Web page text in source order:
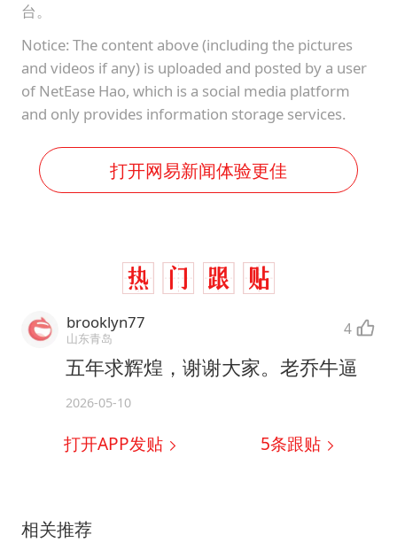
台。
Notice: The content above (including the pictures
and videos if any) is uploaded and posted by a user
of NetEase Hao, which is a social media platform
and only provides information storage services.
打开网易新闻体验更佳
brooklyn77
山东青岛 4
五年求辉煌，谢谢大家。老乔牛逼
2026-05-10
打开APP发贴 5条跟贴
相关推荐